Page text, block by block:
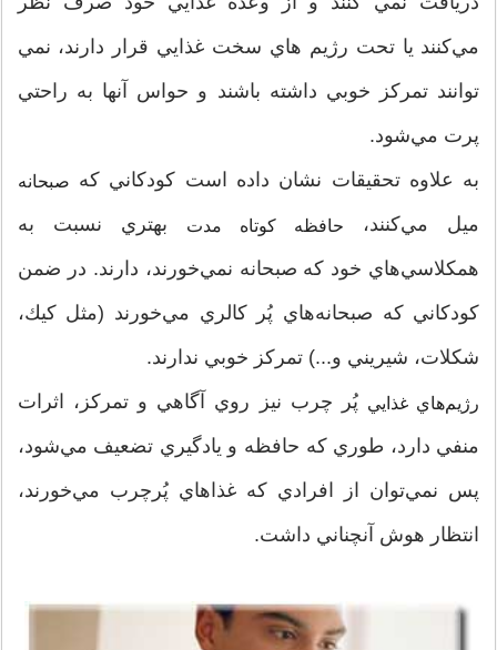
مي‌كنند يا تحت رژيم ‌هاي سخت غذايي قرار دارند، نمي
توانند تمركز خوبي داشته باشند و حواس آنها به راحتي
پرت مي‌شود.
به علاوه تحقيقات نشان داده است كودكاني كه صبحانه
ميل مي‌كنند، حافظه كوتاه مدت
بهتري نسبت به
همكلاسي‌هاي خود كه صبحانه نمي‌خورند، دارند. در ضمن
كودكاني كه صبحانه‌هاي پُر كالري مي‌خورند (مثل كيك،
شكلات، شيريني و...) تمركز خوبي ندارند.
رژيم‌هاي غذايي پُر چرب نيز روي آگاهي و تمركز، اثرات
منفي دارد، طوري كه حافظه و يادگيري تضعيف مي‌شود،
پس نمي‌توان از افرادي كه غذاهاي پُرچرب مي‌خورند،
انتظار هوش آنچناني داشت.